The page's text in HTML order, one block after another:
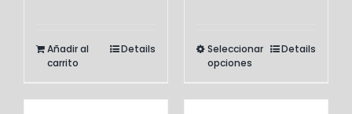
Añadir al
carrito
Details
Seleccionar
opciones
Este
tiene
Details